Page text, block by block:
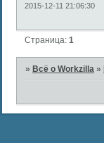
2015-12-11 21:06:30
Страница:1
» Всё о Workzilla »